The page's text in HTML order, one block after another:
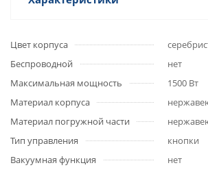
Цвет корпуса
Беспроводной
нет
Максимальная мощность
1500 Вт
Материал корпуса
Материал погружной части
Тип управления
кнопки
Вакуумная функция
нет